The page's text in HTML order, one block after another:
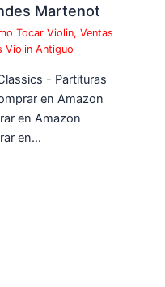
Martenot
Tocar Violin,Ventas
Violin Antiguo
- Partituras
en Amazon
en Amazon
en…